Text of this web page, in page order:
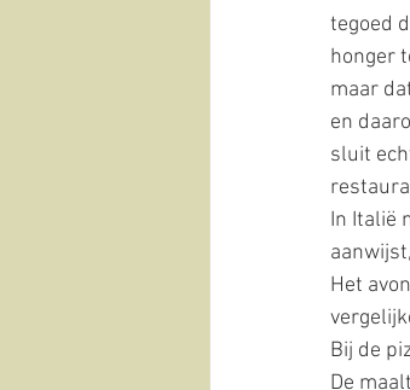
tegoed
honger
maar
en
sluit
In Italië
Het
Bij de
De